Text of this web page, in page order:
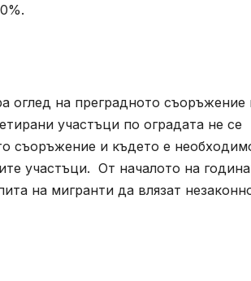
оглед на преградното съоръжение
участъци по оградата не се
съоръжение и където е
участъци. От началото на
на мигранти да влязат